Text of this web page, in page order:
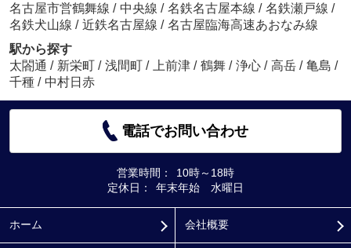
名古屋市営鶴舞線 / 中央線 / 名鉄名古屋本線 / 名鉄瀬戸線 /
名鉄犬山線 / 近鉄名古屋線 / 名古屋臨海高速あおなみ線
駅から探す
太閤通 / 新栄町 / 浅間町 / 上前津 / 鶴舞 / 浄心 / 高岳 / 亀島 /
千種 / 中村日赤
電話でお問い合わせ
営業時間：
10時～18時
定休日：
年末年始 水曜日
ホーム 会社概要